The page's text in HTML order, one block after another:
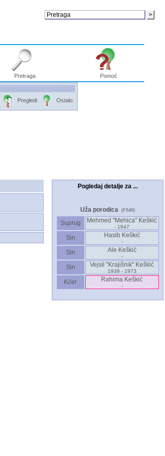
Pretraga Pomoć
Pregledi Ostalo
Pogledaj detalje za ...
Uža porodica (F649)
Suprug Mehmed "Mehica" Keškić
- 1947
Sin Hasib Keškić
-
Sin Ale Keškić
-
Sin Vejsil "Krajišnik" Keškić
1939 - 1973
Kćer Rahima Keškić
-